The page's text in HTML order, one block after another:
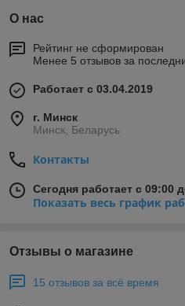
О нас
Рейтинг не сформирован
Менее 5 отзывов за
Работает с 03.04.2019
г. Минск
Минск, Беларусь
Контакты
Сегодня работает с 09:00
Показать весь график
Отзывы о магазине
15 отзывов за всё время